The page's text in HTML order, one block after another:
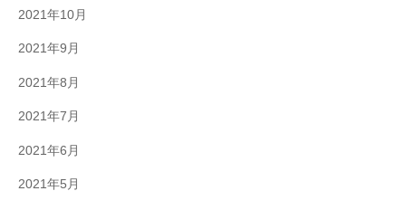
2021年10月
2021年9月
2021年8月
2021年7月
2021年6月
2021年5月